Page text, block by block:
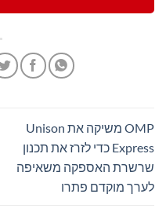
OMP משיקה את Unison
Express כדי לזרז את תכנון
שרשרת האספקה ​​משאיפה
לערך מוקדם פתרו